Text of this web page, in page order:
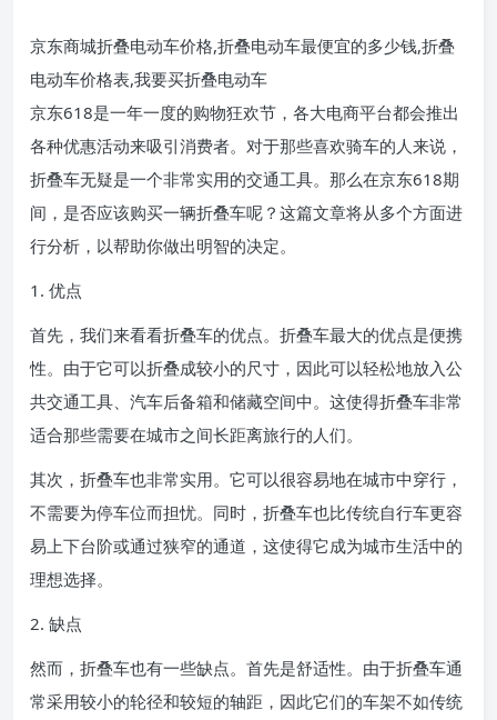
京东商城折叠电动车价格,折叠电动车最便宜的多少钱,折叠
电动车价格表,我要买折叠电动车
京东618是一年一度的购物狂欢节，各大电商平台都会推出
各种优惠活动来吸引消费者。对于那些喜欢骑车的人来说，
折叠车无疑是一个非常实用的交通工具。那么在京东618期
间，是否应该购买一辆折叠车呢？这篇文章将从多个方面进
行分析，以帮助你做出明智的决定。
1. 优点
首先，我们来看看折叠车的优点。折叠车最大的优点是便携
性。由于它可以折叠成较小的尺寸，因此可以轻松地放入公
共交通工具、汽车后备箱和储藏空间中。这使得折叠车非常
适合那些需要在城市之间长距离旅行的人们。
其次，折叠车也非常实用。它可以很容易地在城市中穿行，
不需要为停车位而担忧。同时，折叠车也比传统自行车更容
易上下台阶或通过狭窄的通道，这使得它成为城市生活中的
理想选择。
2. 缺点
然而，折叠车也有一些缺点。首先是舒适性。由于折叠车通
常采用较小的轮径和较短的轴距，因此它们的车架不如传统